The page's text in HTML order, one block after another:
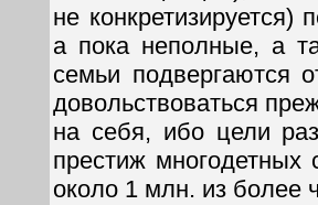
не
а пока неполные, а
семьи подвергаются
довольствоваться
на себя, ибо цели
престиж многодетных
около 1 млн. из более